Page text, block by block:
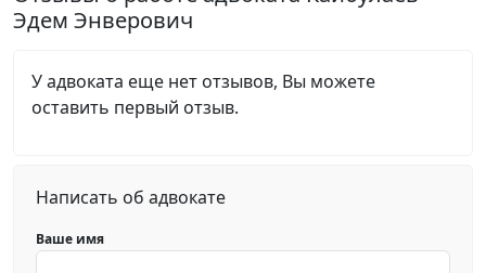
Эдем Энверович
У адвоката еще нет отзывов, Вы можете
оставить первый отзыв.
Написать об адвокате
Ваше имя